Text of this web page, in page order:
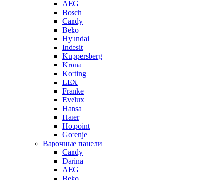
AEG
Bosch
Candy
Beko
Hyundai
Indesit
Kuppersberg
Krona
Korting
LEX
Franke
Evelux
Hansa
Haier
Hotpoint
Gorenje
Варочные панели
Candy
Darina
AEG